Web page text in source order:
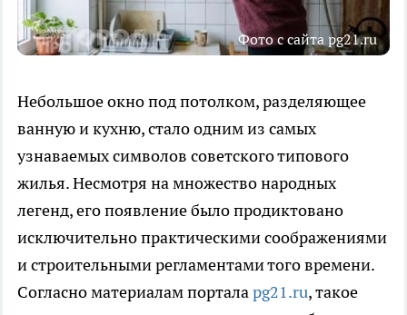
Фото с сайта pg21.ru
Небольшое окно под потолком, разделяющее
ванную и кухню, стало одним из самых
узнаваемых символов советского типового
жилья. Несмотря на множество народных
легенд, его появление было продиктовано
исключительно практическими соображениями
и строительными регламентами того времени.
Согласно материалам порталаpg21.ru, такое